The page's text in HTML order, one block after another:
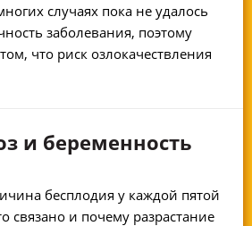
случаях пока не удалось
заболевания, поэтому
что риск озлокачествления
и беременность
бесплодия у каждой пятой
и почему разрастание